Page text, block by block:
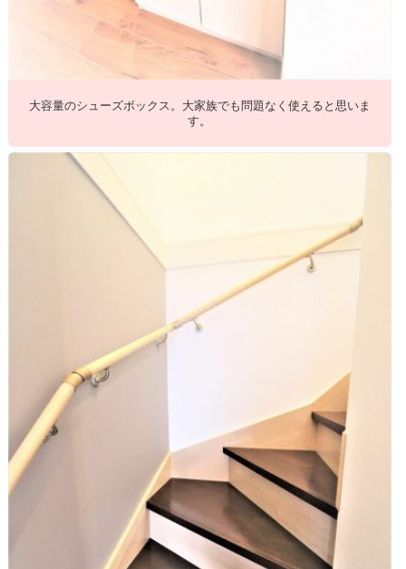
大容量のシューズボックス。大家族でも問題なく使えると思いま
す。